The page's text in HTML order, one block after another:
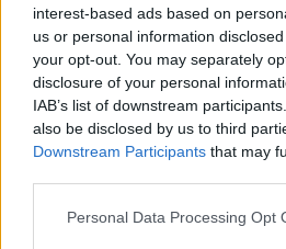
interest-based ads based on
us or personal information
your opt-out. You may separately
disclosure of your personal
IAB’s list of downstream
also be disclosed by us to third
Downstream Participants that may
Personal Data Processing Opt